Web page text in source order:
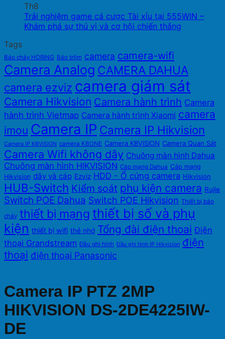
Th8
Trải nghiệm game cá cược Tài xỉu tại 555WIN –
Khám phá sự thú vị và cơ hội chiến thắng
Tags
Báo cháy HORING Báo trộm camera camera-wifi
Camera Analog CAMERA DAHUA
camera ezviz camera giám sát
Camera Hikvision Camera hành trình Camera
hành trình Vietmap Camera hành trình Xiaomi camera
imou Camera IP Camera IP Hikvision
Camera IP KBVISION camera KBONE Camera KBVISION Camera Quan Sát
Camera Wifi không dây Chuông màn hình Dahua
Chuông màn hình HIKVISION Cáp mạng Dahua Cáp mạng
Hikvision dây và cáp Ezviz HDD - Ổ cứng camera Hikvision
HUB-Switch Kiểm soát phụ kiện camera Rujie
Switch POE Dahua Switch POE Hikvision Thiết bị báo
cháy thiết bị mạng thiết bị số và phụ
kiện thiết bị wifi thẻ nhớ Tổng đài điện thoai Điện
thoại Grandstream Đầu ghi hình Đầu ghi hình IP Hikvision điện
thoại điện thoại Panasonic
Camera IP PTZ 2MP
HIKVISION DS-2DE4225IW-
DE